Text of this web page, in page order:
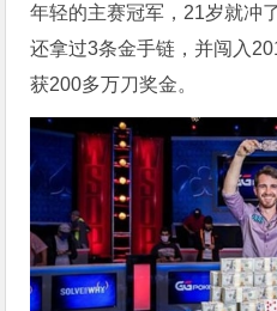
年轻的主赛冠军，21岁就冲
还拿过3条金手链，并闯入
获200多万刀奖金。